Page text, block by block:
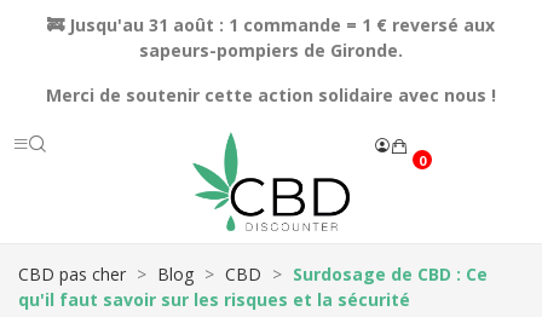
🚒 Jusqu'au 31 août : 1 commande = 1 € reversé aux
sapeurs-pompiers de Gironde.
Merci de soutenir cette action solidaire avec nous !
0
CBD pas cher Blog CBD
Surdosage de CBD : Ce
qu'il faut savoir sur les risques et la sécurité